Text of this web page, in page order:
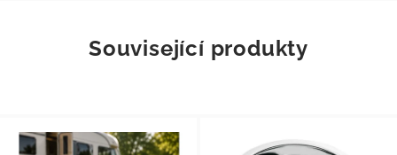
Související produkty